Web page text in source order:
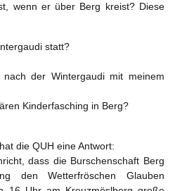
wenn er über Berg kreist? Diese
statt?
der Wintergaudi mit meinem
Kinderfasching in Berg?
die QUH eine Antwort:
dass die Burschenschaft Berg
den Wetterfröschen Glauben